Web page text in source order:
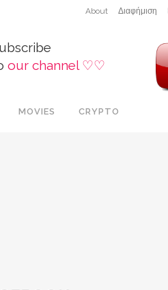
About Διαφήμιση
our channel ♡♡
MOVIES CRYPTO